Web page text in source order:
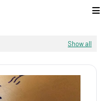
Show all